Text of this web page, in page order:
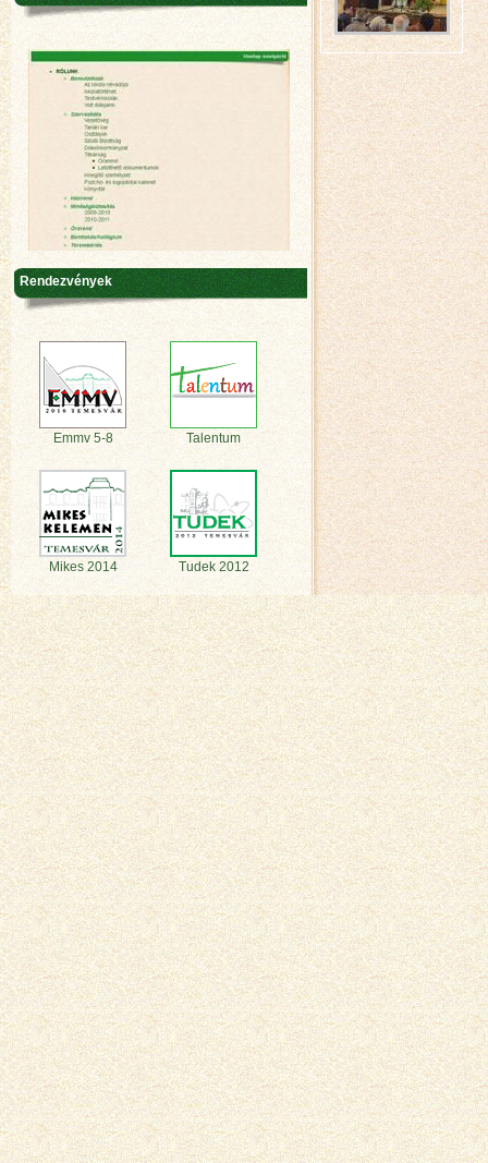
Rendezvények
Emmv 5-8 Talentum
Mikes 2014 Tudek 2012